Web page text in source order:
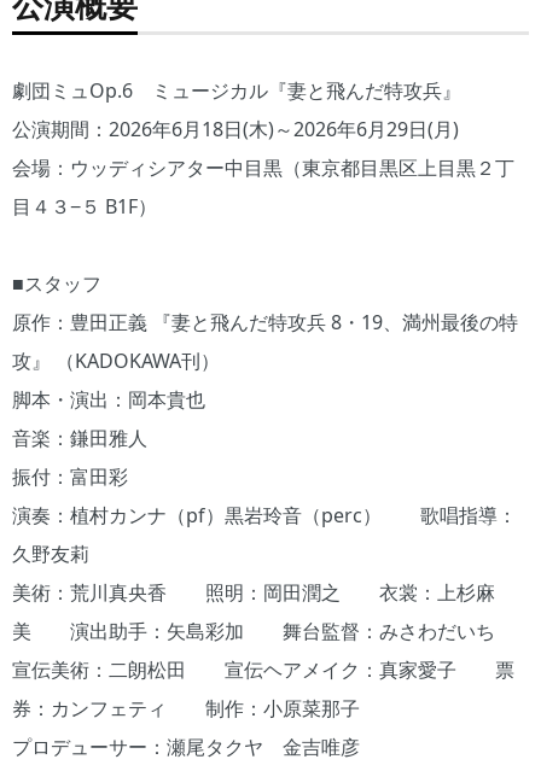
劇団ミュOp.6 ミュージカル『妻と飛んだ特攻兵』
公演期間：2026年6月18日(木)～2026年6月29日(月)
会場：ウッディシアター中目黒（東京都目黒区上目黒２丁
目４３−５ B1F）
■スタッフ
原作：豊田正義 『妻と飛んだ特攻兵 8・19、満州最後の特
攻』 （KADOKAWA刊）
脚本・演出：岡本貴也
音楽：鎌田雅人
振付：富田彩
演奏：植村カンナ（pf）黒岩玲音（perc） 歌唱指導：
久野友莉
美術：荒川真央香 照明：岡田潤之 衣裳：上杉麻
美 演出助手：矢島彩加 舞台監督：みさわだいち
宣伝美術：二朗松田 宣伝ヘアメイク：真家愛子 票
券：カンフェティ 制作：小原菜那子
プロデューサー：瀬尾タクヤ 金吉唯彦